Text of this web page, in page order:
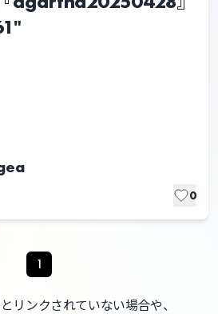
0
1
リンクされていない場合や、